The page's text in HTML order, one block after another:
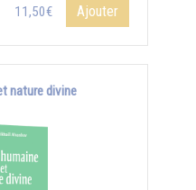
11,50€ Ajouter
nature divine